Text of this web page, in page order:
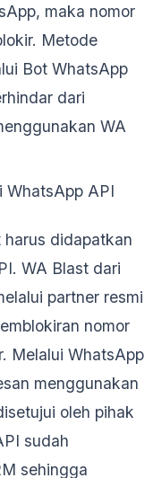
maka nomor
Metode
Bot WhatsApp
dari
WA
WhatsApp API
didapatkan
WA Blast dari
partner resmi
nomor
Melalui WhatsApp
menggunakan
oleh pihak
sudah
sehingga